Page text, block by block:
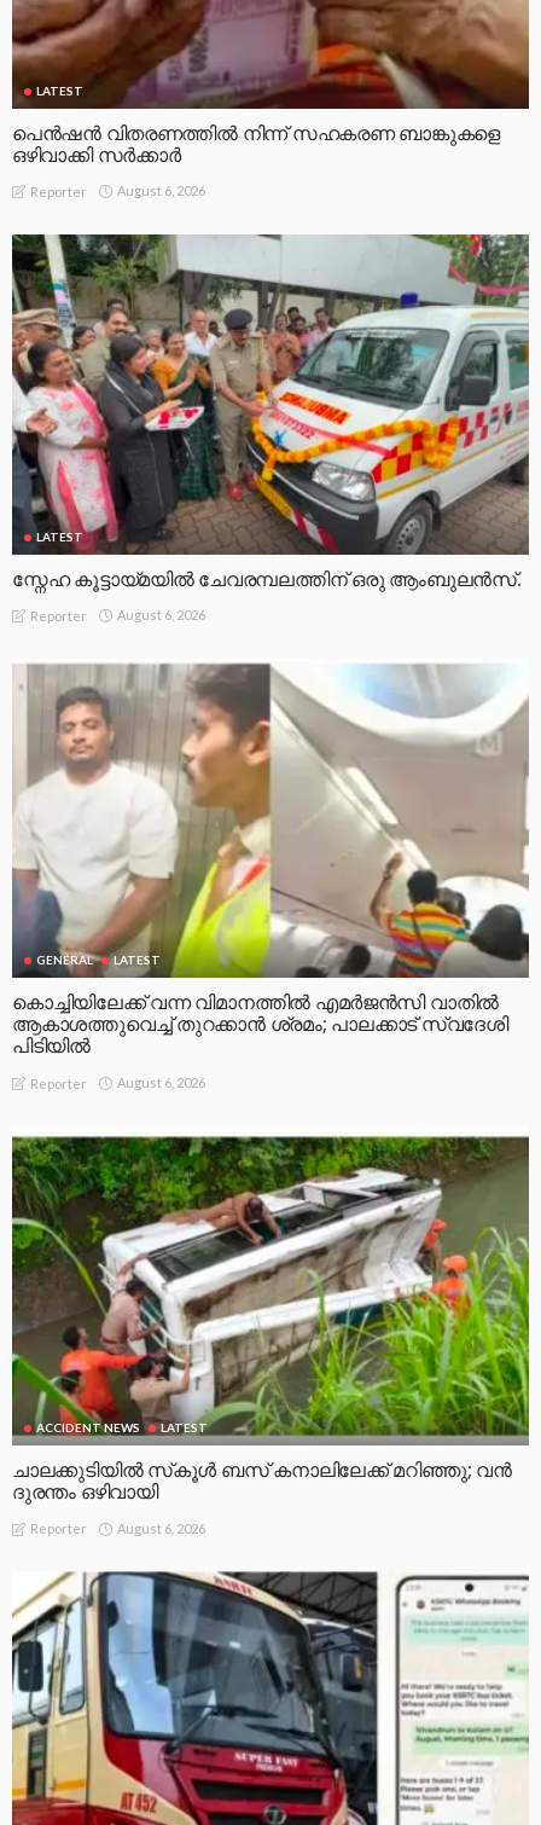
LATEST
പെൻഷൻ വിതരണത്തിൽ നിന്ന് സഹകരണ ബാങ്കുകളെ
ഒഴിവാക്കി സർക്കാർ
Reporter August 6, 2026
LATEST
സ്നേഹ കൂട്ടായ്മയിൽ ചേവരമ്പലത്തിന് ഒരു ആംബുലൻസ്.
Reporter August 6, 2026
GENERAL LATEST
കൊച്ചിയിലേക്ക് വന്ന വിമാനത്തിൽ എമർജൻസി വാതിൽ
ആകാശത്തുവെച്ച് തുറക്കാൻ ശ്രമം; പാലക്കാട് സ്വദേശി
പിടിയിൽ
Reporter August 6, 2026
ACCIDENT NEWS LATEST
ചാലക്കുടിയിൽ സ്‌കൂൾ ബസ് കനാലിലേക്ക് മറിഞ്ഞു; വൻ
ദുരന്തം ഒഴിവായി
Reporter August 6, 2026